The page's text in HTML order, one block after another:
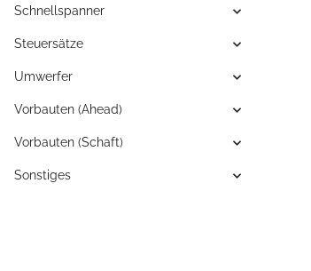
Schnellspanner
Steuersätze
Umwerfer
Vorbauten (Ahead)
Vorbauten (Schaft)
Sonstiges